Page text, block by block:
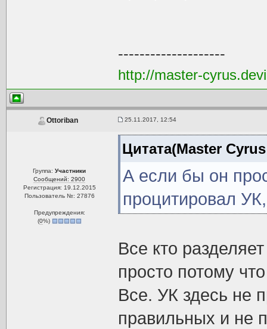
--------------------
http://master-
Ottoriban 25.11.2017, 12:54
Группа:Участники
Сообщений: 2900
Регистрация: 19.12.2015
Пользователь №: 27876
Предупреждения:
(0%)
Цитата(Master
А если бы он
процитировал
Все кто
просто потому
Все. УК здесь не
правильных и не